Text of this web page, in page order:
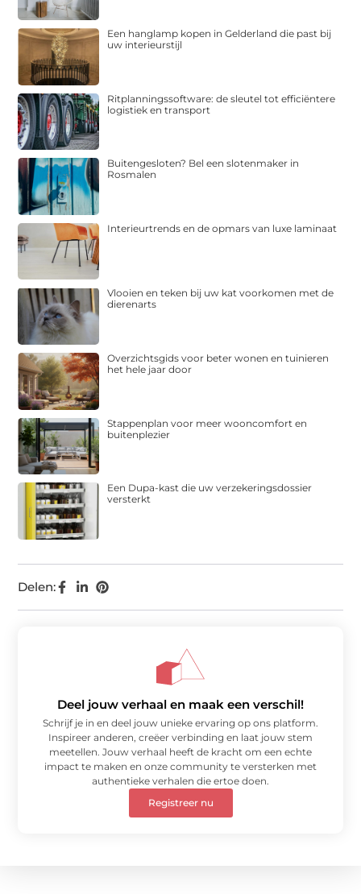
Delen:
Een hanglamp kopen in Gelderland die past bij
uw interieurstijl
Ritplanningssoftware: de sleutel tot efficiëntere
logistiek en transport
Buitengesloten? Bel een slotenmaker in
Rosmalen
Interieurtrends en de opmars van luxe laminaat
Vlooien en teken bij uw kat voorkomen met de
dierenarts
Overzichtsgids voor beter wonen en tuinieren
het hele jaar door
Stappenplan voor meer wooncomfort en
buitenplezier
Een Dupa-kast die uw verzekeringsdossier
versterkt
Deel jouw verhaal en maak een verschil!
Schrijf je in en deel jouw unieke ervaring op ons platform.
Inspireer anderen, creëer verbinding en laat jouw stem
meetellen. Jouw verhaal heeft de kracht om een echte
impact te maken en onze community te versterken met
authentieke verhalen die ertoe doen.
Registreer nu